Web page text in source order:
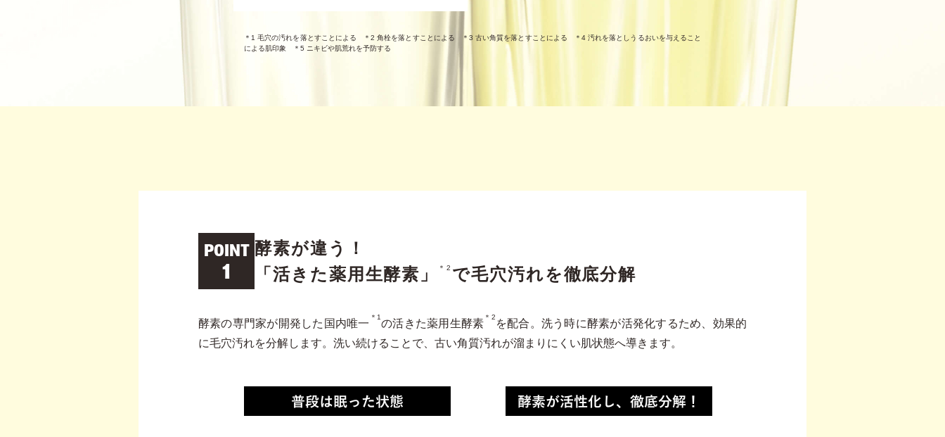
＊1 毛穴の汚れを落とすことによる ＊2 角栓を落とすことによる ＊3 古い角質を落とすことによる ＊4 汚れを落としうるおいを与えること
による肌印象 ＊5 ニキビや肌荒れを予防する
POINT
1
酵素が違う！
「活きた薬用生酵素」
＊2 で毛穴汚れを徹底分解
酵素の専門家が開発した国内唯一
＊1
の活きた薬用生酵素
＊2
を配合。洗う時に酵素が活発化するため、効果的
に毛穴汚れを分解します。洗い続けることで、古い角質汚れが溜まりにくい肌状態へ導きます。